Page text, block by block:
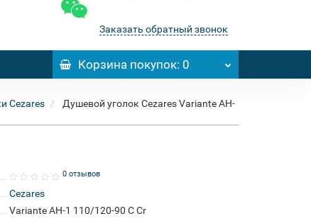
Заказать обратный звонок
Корзинапокупок: 0
Cezares
Душевой уголок Cezares Variante AH-
0 отзывов
Cezares
Variante AH-1 110/120-90 C Cr